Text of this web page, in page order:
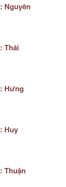
Nguyên
Thái
Hưng
Huy
Thuận